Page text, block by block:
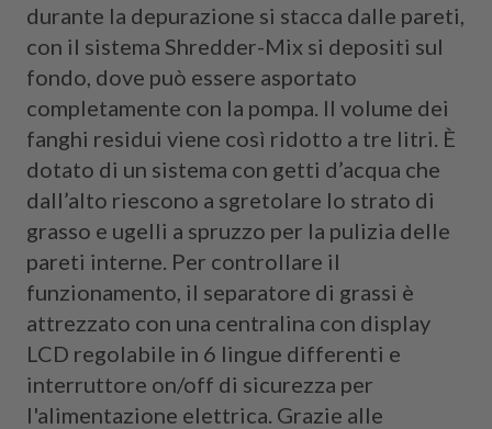
durante la depurazione si stacca dalle pareti,
con il sistema Shredder-Mix si depositi sul
fondo, dove può essere asportato
completamente con la pompa. Il volume dei
fanghi residui viene così ridotto a tre litri. È
dotato di un sistema con getti d’acqua che
dall’alto riescono a sgretolare lo strato di
grasso e ugelli a spruzzo per la pulizia delle
pareti interne. Per controllare il
funzionamento, il separatore di grassi è
attrezzato con una centralina con display
LCD regolabile in 6 lingue differenti e
interruttore on/off di sicurezza per
l'alimentazione elettrica. Grazie alle